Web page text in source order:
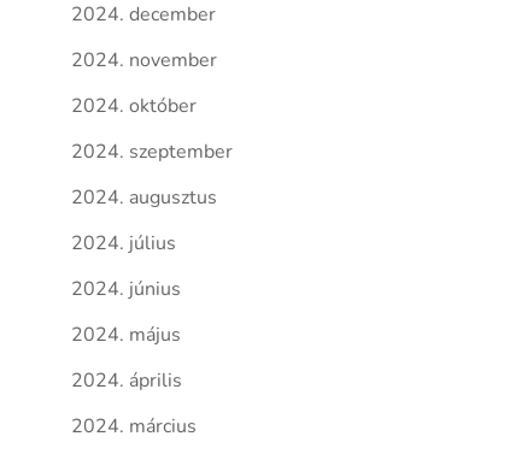
2024. december
2024. november
2024. október
2024. szeptember
2024. augusztus
2024. július
2024. június
2024. május
2024. április
2024. március